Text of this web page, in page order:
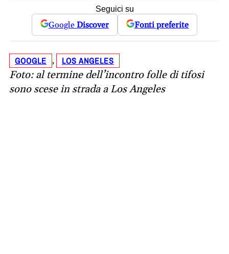
Seguici su
Google Discover Fonti preferite
GOOGLE , LOS ANGELES
Foto: al termine dell’incontro folle di tifosi
sono scese in strada a Los Angeles